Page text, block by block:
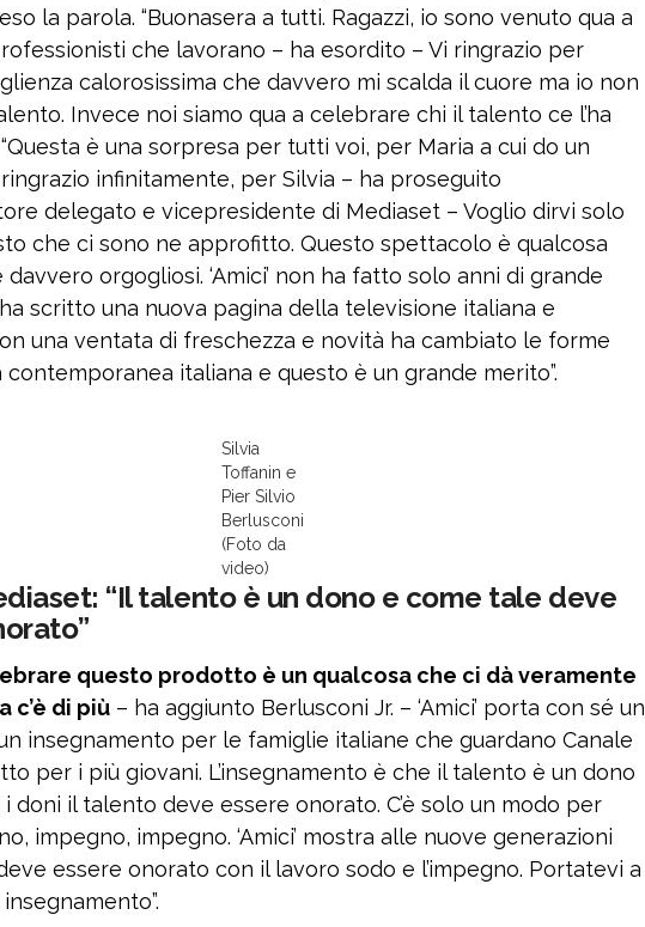
la parola. “Buonasera a tutti. Ragazzi, io sono venuto qua a
che lavorano – ha esordito – Vi ringrazio per
calorosissima che davvero mi scalda il cuore ma io non
Invece noi siamo qua a celebrare chi il talento ce l’ha
è una sorpresa per tutti voi, per Maria a cui do un
infinitamente, per Silvia – ha proseguito
delegato e vicepresidente di Mediaset – Voglio dirvi solo
che ci sono ne approfitto. Questo spettacolo è qualcosa
orgogliosi. ‘Amici’ non ha fatto solo anni di grande
scritto una nuova pagina della televisione italiana e
una ventata di freschezza e novità ha cambiato le forme
contemporanea italiana e questo è un grande merito”.
Silvia
Toffanin e
Pier Silvio
Berlusconi
(Foto da
video)
“Il talento è un dono e come tale deve
questo prodotto è un qualcosa che ci dà veramente
c’è di più – ha aggiunto Berlusconi Jr. – ‘Amici’ porta con sé un
insegnamento per le famiglie italiane che guardano Canale
per i più giovani. L’insegnamento è che il talento è un dono
doni il talento deve essere onorato. C’è solo un modo per
impegno, impegno. ‘Amici’ mostra alle nuove generazioni
essere onorato con il lavoro sodo e l’impegno. Portatevi a